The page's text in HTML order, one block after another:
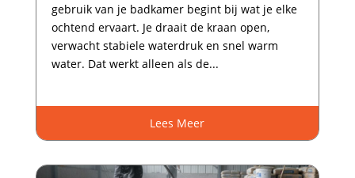
gebruik van je badkamer begint bij wat je elke
ochtend ervaart.​ Je draait de kraan open,
verwacht stabiele waterdruk en snel warm
water.​ Dat werkt alleen als de...
Lees Meer